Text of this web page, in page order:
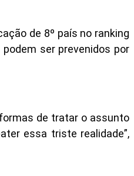
de 8º país no ranking
ser prevenidos por
de tratar o assunto
essa triste realidade”,